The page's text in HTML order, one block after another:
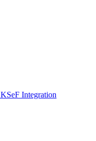
KSeF Integration